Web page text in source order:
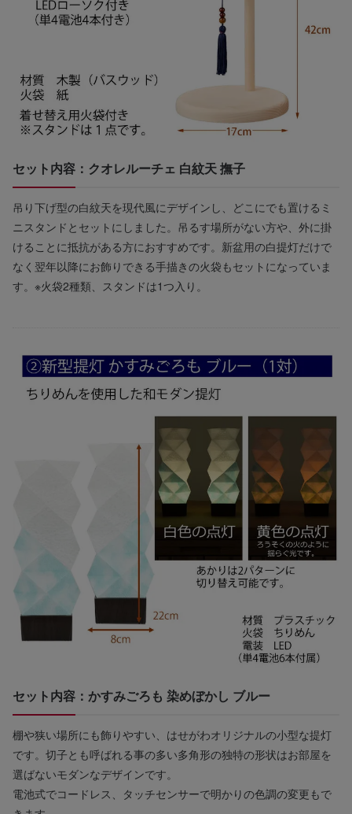
セット内容：クオレルーチェ 白紋天 撫子
吊り下げ型の白紋天を現代風にデザインし、どこにでも置けるミ
ニスタンドとセットにしました。吊るす場所がない方や、外に掛
けることに抵抗がある方におすすめです。新盆用の白提灯だけで
なく翌年以降にお飾りできる手描きの火袋もセットになっていま
す。※火袋2種類、スタンドは1つ入り。
セット内容：かすみごろも 染めぼかし ブルー
棚や狭い場所にも飾りやすい、はせがわオリジナルの小型な提灯
です。切子とも呼ばれる事の多い多角形の独特の形状はお部屋を
選ばないモダンなデザインです。
電池式でコードレス、タッチセンサーで明かりの色調の変更もで